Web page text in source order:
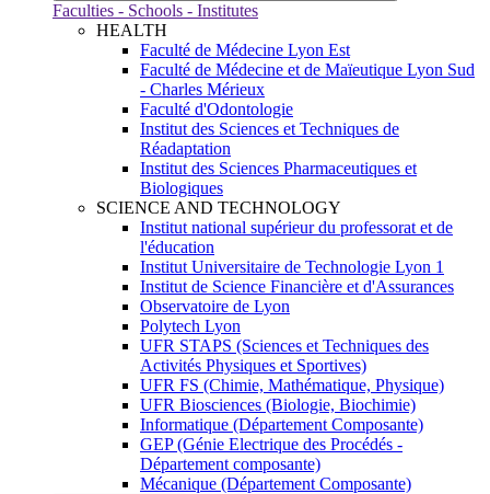
Faculties - Schools - Institutes
HEALTH
Faculté de Médecine Lyon Est
Faculté de Médecine et de Maïeutique Lyon Sud
- Charles Mérieux
Faculté d'Odontologie
Institut des Sciences et Techniques de
Réadaptation
Institut des Sciences Pharmaceutiques et
Biologiques
SCIENCE AND TECHNOLOGY
Institut national supérieur du professorat et de
l'éducation
Institut Universitaire de Technologie Lyon 1
Institut de Science Financière et d'Assurances
Observatoire de Lyon
Polytech Lyon
UFR STAPS (Sciences et Techniques des
Activités Physiques et Sportives)
UFR FS (Chimie, Mathématique, Physique)
UFR Biosciences (Biologie, Biochimie)
Informatique (Département Composante)
GEP (Génie Electrique des Procédés -
Département composante)
Mécanique (Département Composante)